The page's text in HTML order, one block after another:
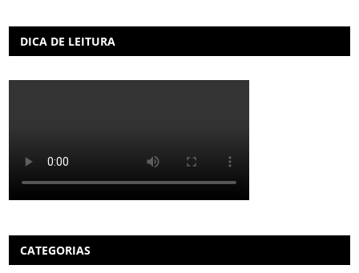
DICA DE LEITURA
CATEGORIAS